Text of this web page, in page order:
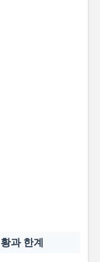
과 한계